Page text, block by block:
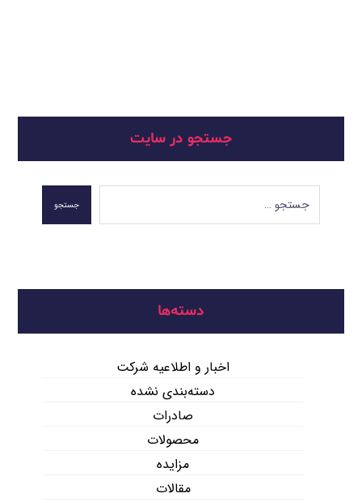
جستجو در سایت
جستجو
دسته‌ها
اخبار و اطلاعیه شرکت
دسته‌بندی نشده
صادرات
محصولات
مزایده
مقالات